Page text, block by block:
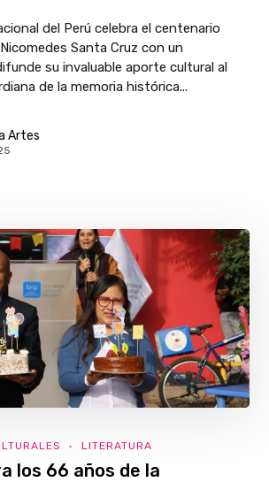
del Perú celebra el centenario
Santa Cruz con un
su invaluable aporte cultural al
de la memoria histórica...
Artes
LITERATURA
los 66 años de la